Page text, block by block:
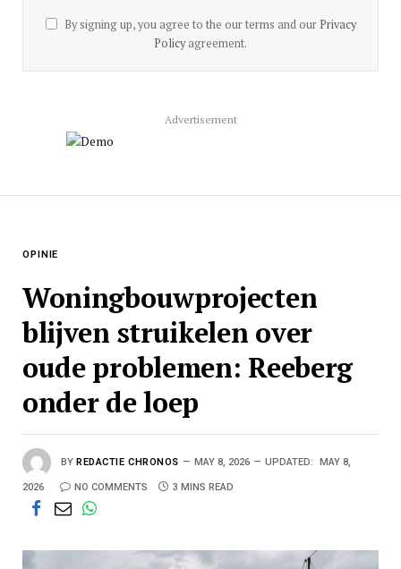
By signing up, you agree to the our terms and our Privacy
Policyagreement.
Advertisement
OPINIE
Woningbouwprojecten
blijven struikelen over
oude problemen: Reeberg
onder de loep
BY REDACTIE CHRONOS MAY 8, 2026 UPDATED: MAY 8,
2026 NO COMMENTS 3 MINS READ